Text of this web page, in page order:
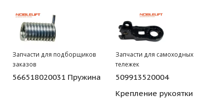
Запчасти для подборщиков
заказов
566518020031 Пружина
Запчасти для самоходных
тележек
509913520004
Крепление рукоятки